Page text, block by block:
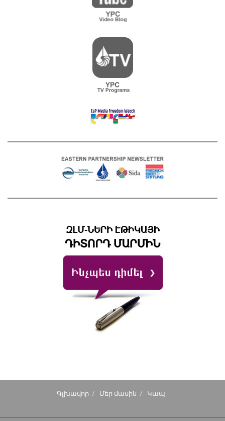
Գլխավոր Մեր մասին Կապ